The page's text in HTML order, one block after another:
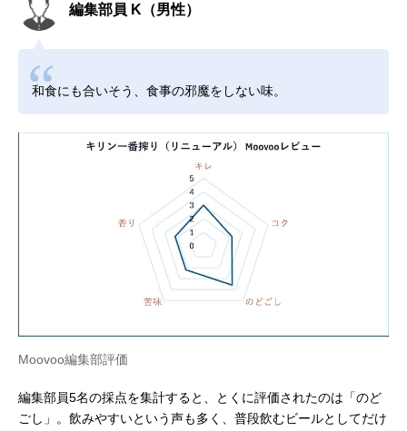
編集部員 K（男性）
和食にも合いそう、食事の邪魔をしない味。
Moovoo編集部評価
編集部員5名の採点を集計すると、とくに評価されたのは「のど
ごし」。飲みやすいという声も多く、普段飲むビールとしてだけ